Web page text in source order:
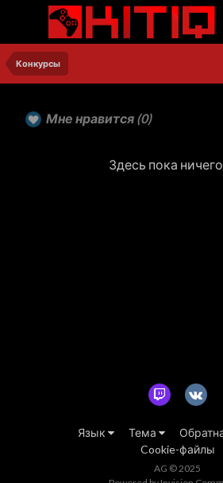
Конкурсы
Мне нравится (0)
Здесь пока
Язык Тема
Cookie-файлы
AG © 2025